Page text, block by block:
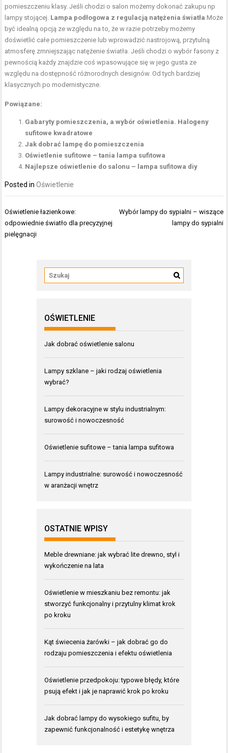
pomieszczeniu klasy. Jeśli chodzi o salon możemy dokonać zakupu np
lampy stojącej. Lampa podłogowa z regulacją natężenia światła Może
być idealną opcją ze względu na to, że w razie potrzeby możemy
doświetlić całe pomieszczenie lub wprowadzić nastrojową, przytulną
atmosferę zmniejszając natężenie światła. Jeśli chodzi o wybór fasony z
pewnością każdy znajdzie coś wpasowujące się w jego gusta ze
względu na dostępność różnorodnych designów. Od tych bardziej
klasycznych po modernistyczne.
Powiązane:
Gabaryty pomieszczenia, a wybór oświetlenia. Halogeny
sufitowe kwadratowe
Jak dobrać lampę do pomieszczenia
Oświetlenie sufitowe – tania lampa sufitowa
Najlepsze oświetlenie do salonu – lampa sufitowa diy
Posted inOświetlenie
Nawigacja
wpisu
Oświetlenie łazienkowe:
odpowiednie światło dla precyzyjnej
pielęgnacji
Wybór lampy do sypialni – wiszące
lampy do sypialni
OŚWIETLENIE
Jak dobrać oświetlenie salonu
Lampy szklane – jaki rodzaj oświetlenia
wybrać?
Lampy dekoracyjne w stylu industrialnym:
surowość i nowoczesność
Oświetlenie sufitowe – tania lampa sufitowa
Lampy industrialne: surowość i nowoczesność
w aranżacji wnętrz
OSTATNIE WPISY
Meble drewniane: jak wybrać lite drewno, styl i
wykończenie na lata
Oświetlenie w mieszkaniu bez remontu: jak
stworzyć funkcjonalny i przytulny klimat krok
po kroku
Kąt świecenia żarówki – jak dobrać go do
rodzaju pomieszczenia i efektu oświetlenia
Oświetlenie przedpokoju: typowe błędy, które
psują efekt i jak je naprawić krok po kroku
Jak dobrać lampy do wysokiego sufitu, by
zapewnić funkcjonalność i estetykę wnętrza